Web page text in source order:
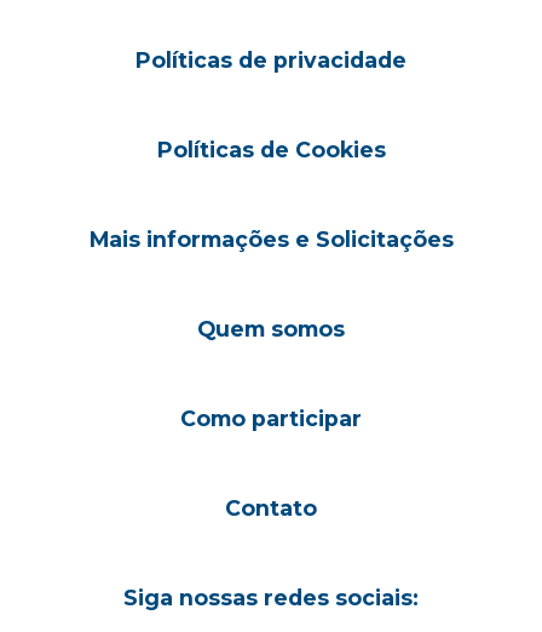
Políticas de privacidade
Políticas de Cookies
Mais informações e Solicitações
Quem somos
Como participar
Contato
Siga nossas redes sociais: